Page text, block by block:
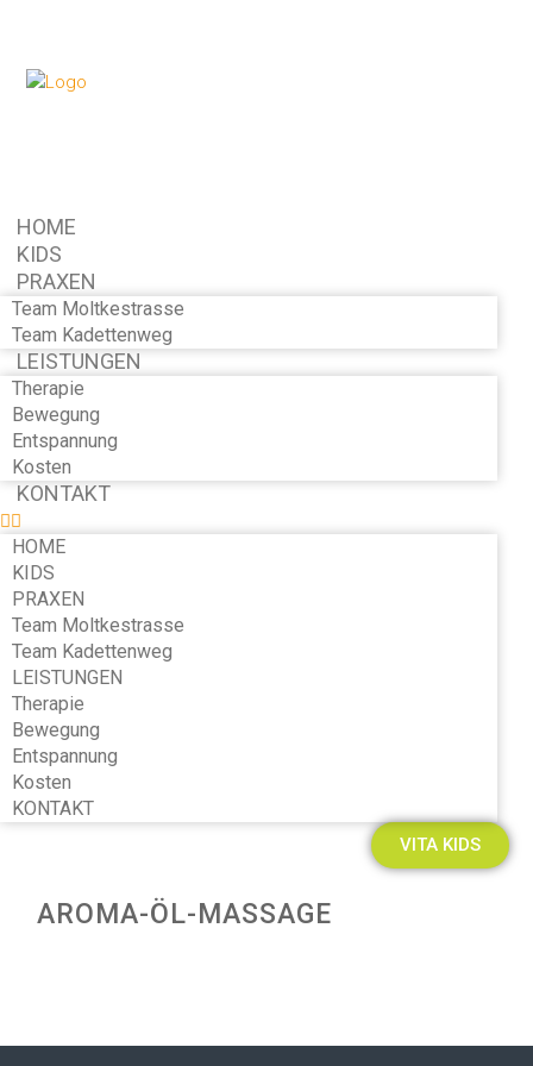
HOME
KIDS
PRAXEN
Team Moltkestrasse
Team Kadettenweg
LEISTUNGEN
Therapie
Bewegung
Entspannung
Kosten
KONTAKT
HOME
KIDS
PRAXEN
Team Moltkestrasse
Team Kadettenweg
LEISTUNGEN
Therapie
Bewegung
Entspannung
Kosten
KONTAKT
VITA KIDS
AROMA-ÖL-MASSAGE